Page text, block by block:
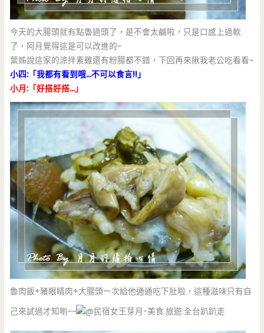
今天的大腸頭就有點魯過頭了，是不會太鹹啦，只是口感上過軟
了，阿月覺得這是可以改進的~
葉姊說這家的涼拌素雞還有粉腸都不錯，下回再來揪我老公吃看看~
小四:「我都有看到哦…不可以食言!!」
小月:「好搭好搭…」
魯肉飯+豬眼睛肉+大腸頭一次給他通通吃下肚啦，這種滋味只有自
己來試過才知喲~~